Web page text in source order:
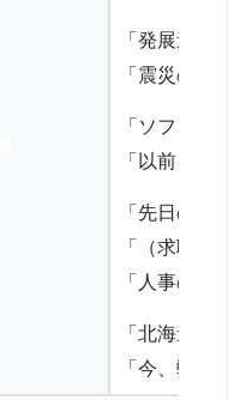
「発展途
「震災の
「ソフト
「以前、
「先日の
「（求職
「人事の方
「北海道
「今、弊